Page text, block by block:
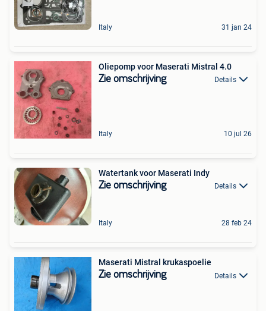
Italy 31 jan 24
Oliepomp voor Maserati Mistral 4.0
Zie omschrijving Details
Italy 10 jul 26
Watertank voor Maserati Indy
Zie omschrijving Details
Italy 28 feb 24
Maserati Mistral krukaspoelie
Zie omschrijving Details